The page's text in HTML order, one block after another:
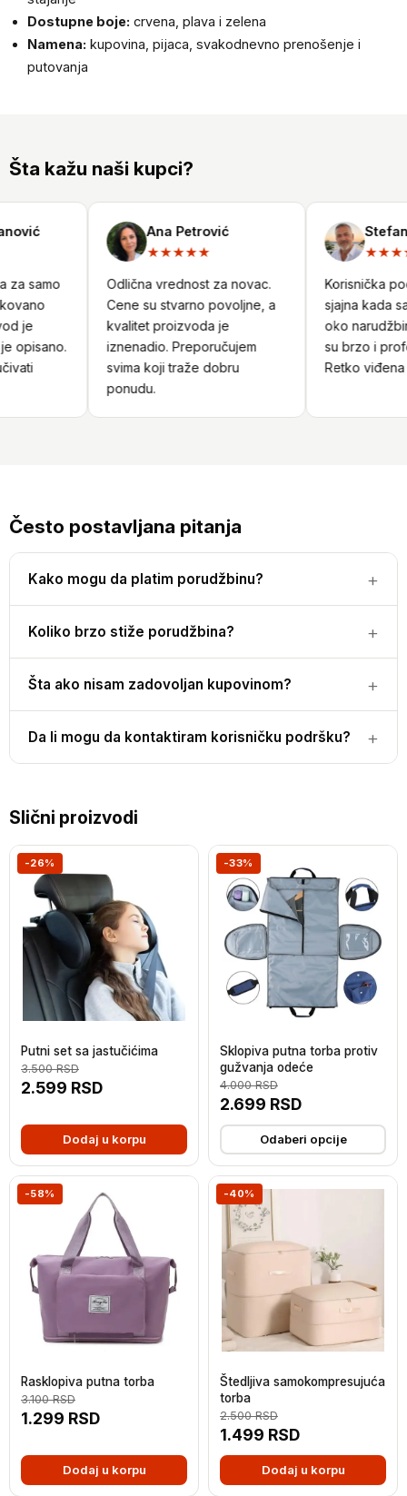
Dostupne boje: crvena, plava i zelena
Namena: kupovina, pijaca, svakodnevno prenošenje i
putovanja
Šta kažu naši kupci?
samo
je
opisano.
Ana Petrović
★★★★★
Odlična vrednost za novac.
Cene su stvarno povoljne, a
kvalitet proizvoda je
iznenadio. Preporučujem
svima koji traže dobru
ponudu.
Stefan
Korisnička
sjajna kada
oko
su brzo i
Retko viđena
Često postavljana pitanja
Kako mogu da platim porudžbinu?
Koliko brzo stiže porudžbina?
Šta ako nisam zadovoljan kupovinom?
Da li mogu da kontaktiram korisničku podršku?
Slični proizvodi
-26%
Putni set sa jastučićima
2.599 RSD
3.500RSD
Dodaj u korpu
-33%
Sklopiva putna torba protiv
gužvanja odeće
2.699 RSD
4.000RSD
Odaberi opcije
-58%
Rasklopiva putna torba
1.299 RSD
3.100RSD
Dodaj u korpu
-40%
Štedljiva samokompresujuća
torba
1.499 RSD
2.500RSD
Dodaj u korpu